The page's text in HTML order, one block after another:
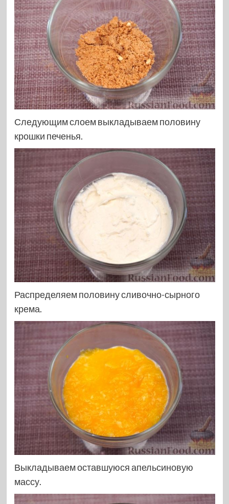
Следующим слоем выкладываем половину
крошки печенья.
Распределяем половину сливочно-сырного
крема.
Выкладываем оставшуюся апельсиновую
массу.